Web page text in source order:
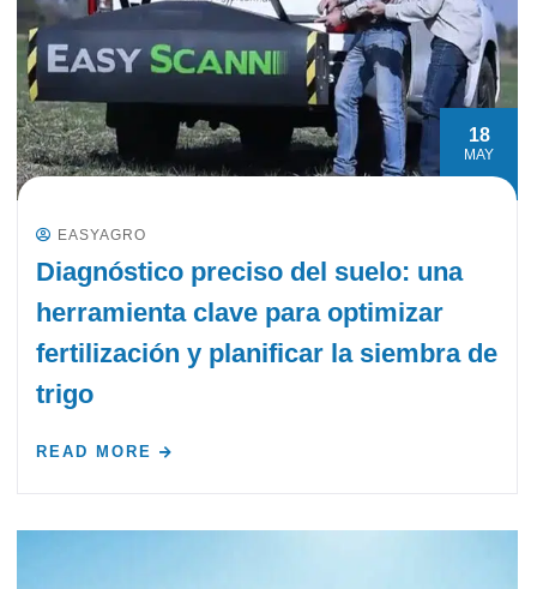
18
MAY
EASYAGRO
Diagnóstico preciso del suelo: una
herramienta clave para optimizar
fertilización y planificar la siembra de
trigo
READ MORE